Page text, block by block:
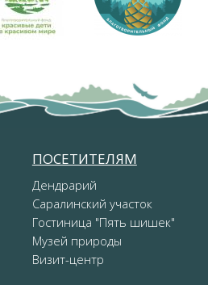
ПОСЕТИТЕЛЯМ
Дендрарий
Саралинский участок
Гостиница "Пять шишек"
Музей природы
Визит-центр